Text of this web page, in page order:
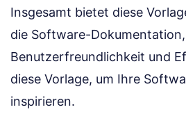
Insgesamt bietet diese
die Software-
Benutzerfreundlichkeit und
diese Vorlage, um Ihre
inspirieren.